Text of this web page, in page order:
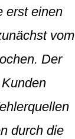
erst einen
vom
Der
durch die